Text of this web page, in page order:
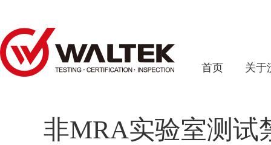
首页 关于
非MRA实验室测试